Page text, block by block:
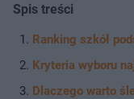
Spis treści
Ranking szkół
Kryteria wyboru
Dlaczego warto